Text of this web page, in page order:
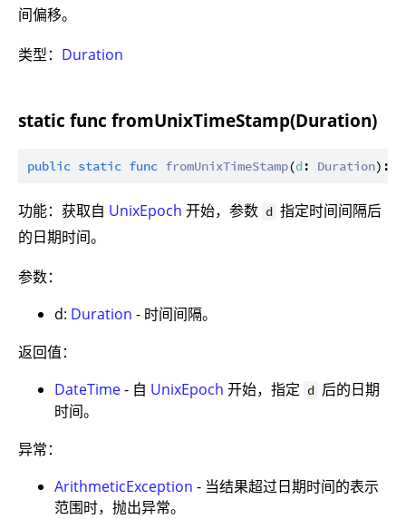
间偏移。
类型： Duration
static func fromUnixTimeStamp(Duration)
public static func fromUnixTimeStamp(d: Duration):
功能：获取自 UnixEpoch 开始，参数 d 指定时间间隔后
的日期时间。
参数：
d: Duration - 时间间隔。
返回值：
DateTime- 自 UnixEpoch 开始，指定 d 后的日期
时间。
异常：
ArithmeticException - 当结果超过日期时间的表示
范围时，抛出异常。